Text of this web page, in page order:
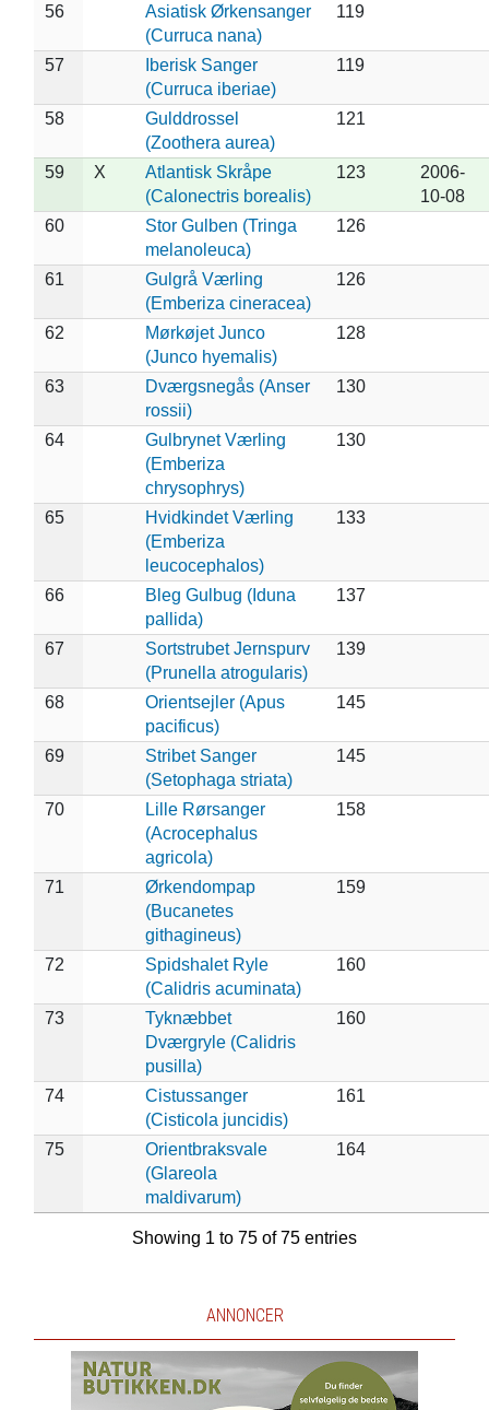
56
Asiatisk Ørkensanger
(Curruca nana)
119
57
Iberisk Sanger
(Curruca iberiae)
119
58
Gulddrossel
(Zoothera aurea)
121
59 X
Atlantisk Skråpe
(Calonectris borealis)
123
2006-
10-08
60
Stor Gulben (Tringa
melanoleuca)
126
61
Gulgrå Værling
(Emberiza cineracea)
126
62
Mørkøjet Junco
(Junco hyemalis)
128
63
Dværgsnegås (Anser
rossii)
130
64
Gulbrynet Værling
(Emberiza
chrysophrys)
130
65
Hvidkindet Værling
(Emberiza
leucocephalos)
133
66
Bleg Gulbug (Iduna
pallida)
137
67
Sortstrubet Jernspurv
(Prunella atrogularis)
139
68
Orientsejler (Apus
pacificus)
145
69
Stribet Sanger
(Setophaga striata)
145
70
Lille Rørsanger
(Acrocephalus
agricola)
158
71
Ørkendompap
(Bucanetes
githagineus)
159
72
Spidshalet Ryle
(Calidris acuminata)
160
73
Tyknæbbet
Dværgryle (Calidris
pusilla)
160
74
Cistussanger
(Cisticola juncidis)
161
75
Orientbraksvale
(Glareola
maldivarum)
164
Showing 1 to 75 of 75 entries
ANNONCER